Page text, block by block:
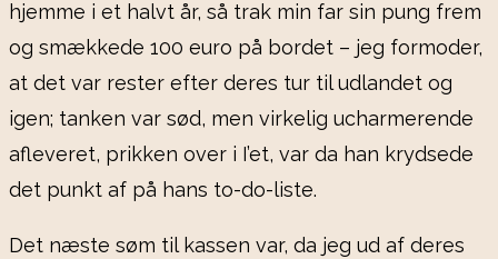
hjemme i et halvt år, så trak min far sin pung frem
og smækkede 100 euro på bordet – jeg formoder,
at det var rester efter deres tur til udlandet og
igen; tanken var sød, men virkelig ucharmerende
afleveret, prikken over i I’et, var da han krydsede
det punkt af på hans to-do-liste.
Det næste søm til kassen var, da jeg ud af deres